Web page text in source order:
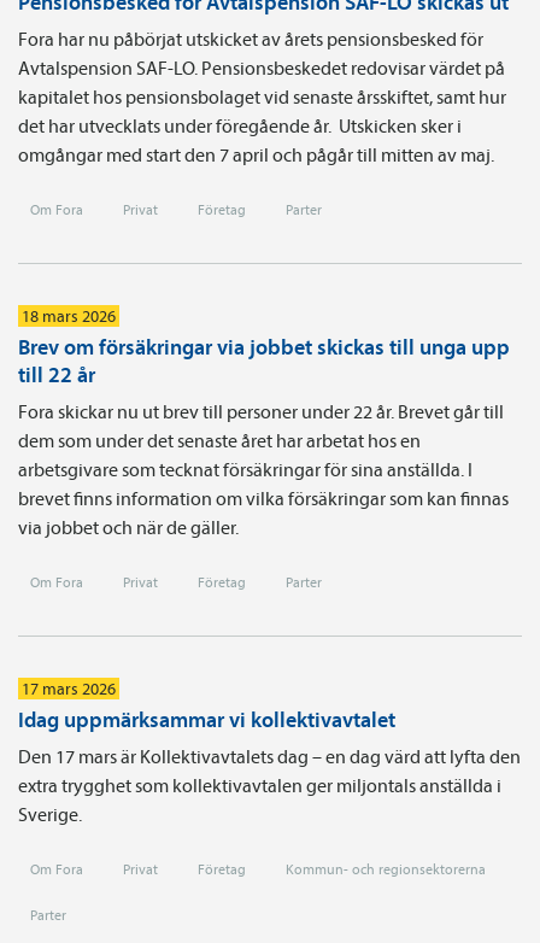
Fora har nu påbörjat utskicket av årets pensionsbesked för
Avtalspension SAF-LO. Pensionsbeskedet redovisar värdet på
kapitalet hos pensionsbolaget vid senaste årsskiftet, samt hur
det har utvecklats under föregående år. Utskicken sker i
omgångar med start den 7 april och pågår till mitten av maj.
Om Fora Privat Företag Parter
18 mars 2026
Brev om försäkringar via jobbet skickas till unga upp
till 22 år
Fora skickar nu ut brev till personer under 22 år. Brevet går till
dem som under det senaste året har arbetat hos en
arbetsgivare som tecknat försäkringar för sina anställda. I
brevet finns information om vilka försäkringar som kan finnas
via jobbet och när de gäller.
Om Fora Privat Företag Parter
17 mars 2026
Idag uppmärksammar vi kollektivavtalet
Den 17 mars är Kollektivavtalets dag – en dag värd att lyfta den
extra trygghet som kollektivavtalen ger miljontals anställda i
Sverige.
Om Fora Privat Företag Kommun- och regionsektorerna
Parter